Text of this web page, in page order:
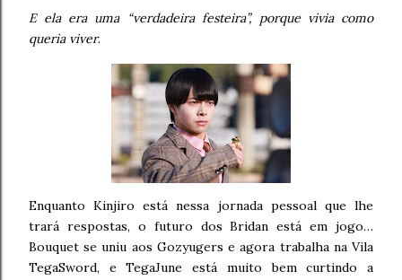
E ela era uma “verdadeira festeira”, porque vivia como
queria viver.
Enquanto Kinjiro está nessa jornada pessoal que lhe
trará respostas, o futuro dos Bridan está em jogo…
Bouquet se uniu aos Gozyugers e agora trabalha na Vila
TegaSword, e TegaJune está muito bem curtindo a